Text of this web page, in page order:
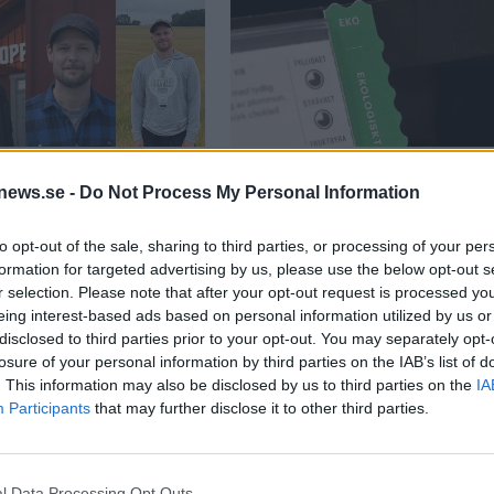
- Do Not Process My Personal Information
opt-out of the sale, sharing to third parties, or processing of your
for targeted advertising by us, please use the below opt-out
selection. Please note that after your opt-out request is processed
interest-based ads based on personal information utilized by us
to third parties prior to your opt-out. You may separately
of your personal information by third parties on the IAB’s list of
This information may also be disclosed by us to third parties on the
Participants that may further disclose it to other third parties.
riskerar
ekologiska ölutvecklingen
framåt har Systembolaget
roll och ett stort ansvar. Det
av landets...
trots EU:s mål
ekologiskt öl behöver öka, men istället
minskar både sortimentet och
efterfrågan. Hos Systembolaget är
frågan inte längre högprioriterad...